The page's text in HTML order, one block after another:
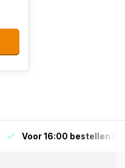
Voor 16:00 bestellen is